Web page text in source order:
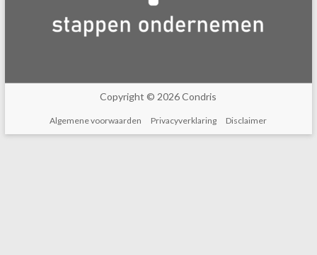
Copyright © 2026 Condris
Algemene voorwaarden Privacyverklaring Disclaimer